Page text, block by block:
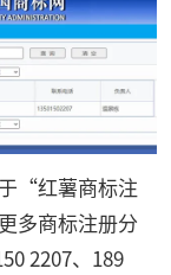
“红薯商标注
多商标注册分
2207、189